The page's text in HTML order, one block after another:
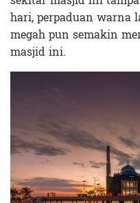
hari, perpaduan warna
megah pun semakin
masjid ini.